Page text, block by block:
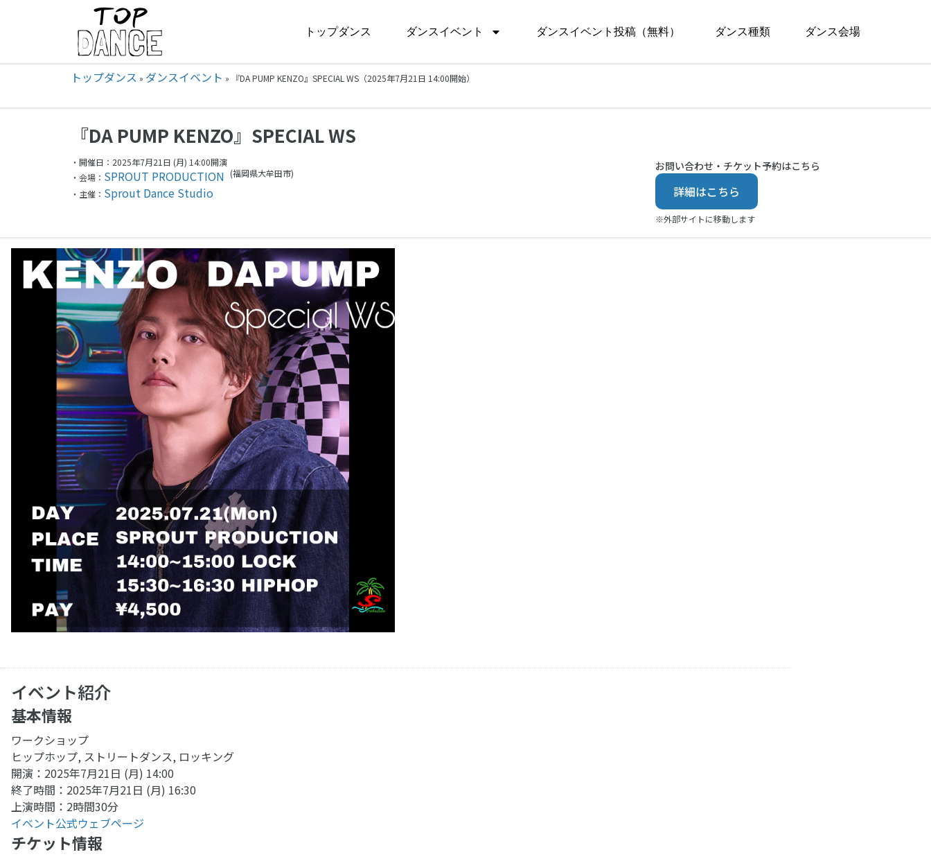
トップダンス ダンスイベント ダンスイベント投稿（無料） ダンス種類 ダンス会場
トップダンス » ダンスイベント » 『DA PUMP KENZO』SPECIAL WS（2025年7月21日 14:00開始）
『DA PUMP KENZO』SPECIAL WS
・開催日：2025年7月21日 (月) 14:00開演
・会場： SPROUT PRODUCTION (福岡県大牟田市)
・主催： Sprout Dance Studio
お問い合わせ・チケット予約はこちら
詳細はこちら
※外部サイトに移動します
イベント紹介
基本情報
ワークショップ
ヒップホップ, ストリートダンス, ロッキング
開演：2025年7月21日 (月) 14:00
終了時間：2025年7月21日 (月) 16:30
上演時間：2時間30分
イベント公式ウェブページ
チケット情報